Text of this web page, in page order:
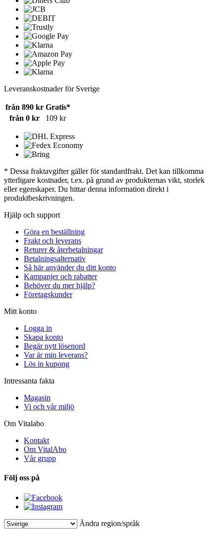
Leveranskostnader för Sverige
från 890 kr Gratis*
från 0 kr
109 kr
* Dessa fraktavgifter gäller för standardfrakt. Det kan tillkomma
ytterligare kostnader, t.ex. på grund av produkternas vikt, storlek
eller egenskaper. Du hittar denna information direkt i
produktbeskrivningen.
Hjälp och support
Göra en beställning
Frakt och leverans
Returer & återbetalningar
Betalningsalternativ
Så här använder du ditt konto
Kampanjer och rabatter
Behöver du mer hjälp?
Företagskunder
Mitt konto
Logga in
Skapa konto
Begär nytt lösenord
Var är min leverans?
Lös in kupong
Intressanta fakta
Magasin
Vi och vår miljö
Om Vitalabo
Kontakt
Om VitalAbo
Vår grupp
Följ oss på
Ändra region/språk